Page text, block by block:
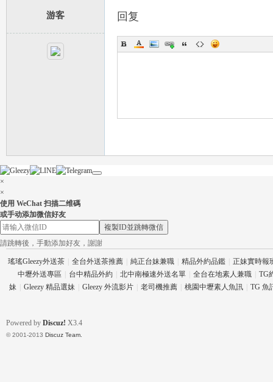
交
游客 回复
×
×
使用 WeChat 扫描二维碼
或手动添加微信好友
複製ID並跳轉微信
請跳轉後，手動添加好友，謝謝
瑤瑤Gleezy外送茶 全台外送茶推薦 純正台妹兼職 精品外約品鑑
正妹實時報
中壢外送專區
台中精品外約 北中南極速外送名單 全台在地素人兼職
TG
妹
Gleezy 精品選妹 Gleezy 外流影片 老司機推薦 桃園中壢素人魚訊 TG 魚
Powered by Discuz! X3.4
© 2001-2013 Discuz Team.